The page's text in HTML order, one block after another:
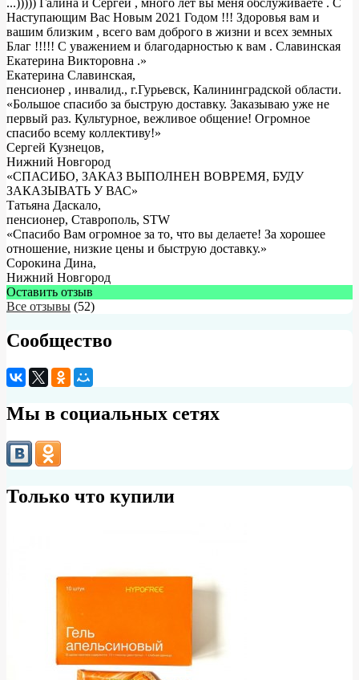
...))))) Галина и Сергей , много лет вы меня обслуживаете . С
Наступающим Вас Новым 2021 Годом !!! Здоровья вам и
вашим близким , всего вам доброго в жизни и всех земных
Благ !!!!! С уважением и благодарностью к вам . Славинская
Екатерина Викторовна .»
Екатерина Славинская,
пенсионер , инвалид., г.Гурьевск, Калининградской области.
«Большое спасибо за быструю доставку. Заказываю уже не
первый раз. Культурное, вежливое общение! Огромное
спасибо всему коллективу!»
Сергей Кузнецов,
Нижний Новгород
«СПАСИБО, ЗАКАЗ ВЫПОЛНЕН ВОВРЕМЯ, БУДУ
ЗАКАЗЫВАТЬ У ВАС»
Татьяна Даскало,
пенсионер, Ставрополь, STW
«Спасибо Вам огромное за то, что вы делаете! За хорошее
отношение, низкие цены и быструю доставку.»
Сорокина Дина,
Нижний Новгород
Оставить отзыв
Все отзывы (52)
Сообщество
Мы в социальных сетях
Только что купили